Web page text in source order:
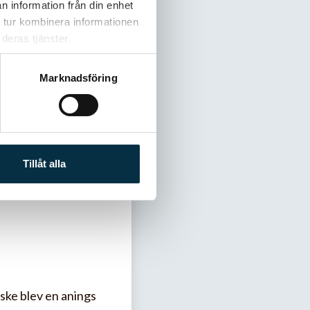
information från din enhet
kombinera informationen
tjänster.
Marknadsföring
Tillåt alla
socker, och
blev en anings